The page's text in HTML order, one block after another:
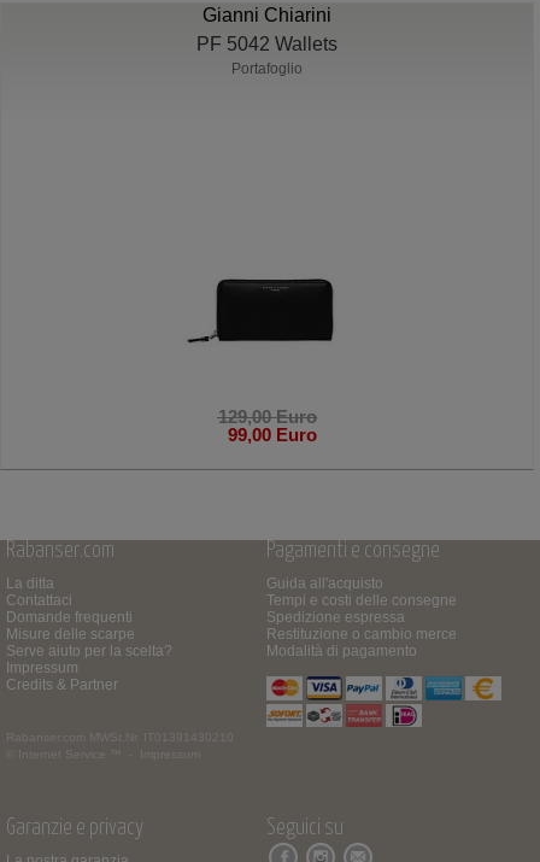
Gianni Chiarini
PF 5042 Wallets
Portafoglio
129,00 Euro
99,00 Euro
Rabanser.com
La ditta
Contattaci
Domande frequenti
Misure delle scarpe
Serve aiuto per la scelta?
Impressum
Credits & Partner
Rabanser.com
MWSt.Nr. IT01391430210
© Internet Service ™ -
Impressum
Pagamenti e consegne
Guida all'acquisto
Tempi e costi delle consegne
Spedizione espressa
Restituzione o cambio merce
Modalità di pagamento
Garanzie e privacy Seguici su